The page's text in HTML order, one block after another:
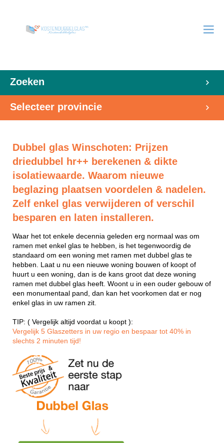
Zoeken
Selecteer provincie
Dubbel glas Winschoten: Prijzen
driedubbel hr++ berekenen & dikte
isolatiewaarde. Waarom nieuwe
beglazing plaatsen voordelen & nadelen.
Zelf enkel glas verwijderen of verschil
besparen en laten installeren.
Waar het tot enkele decennia geleden erg normaal was om
ramen met enkel glas te hebben, is het tegenwoordig de
standaard om een woning met ramen met dubbel glas te
hebben. Laat u nu een nieuwe woning bouwen of koopt of
huurt u een woning, dan is de kans groot dat deze woning
ramen met dubbel glas heeft. Woont u in een ouder gebouw of
een monumentaal pand, dan kan het voorkomen dat er nog
enkel glas in uw ramen zit.
TIP: ( Vergelijk altijd voordat u koopt ):
Vergelijk 5 Glaszetters in uw regio en bespaar tot 40% in
slechts 2 minuten tijd!